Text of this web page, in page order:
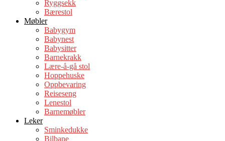
Ryggsekk
Bærestol
Møbler
Babygym
Babynest
Babysitter
Barnekrakk
Lære-å-gå stol
Hoppehuske
Oppbevaring
Reiseseng
Lenestol
Barnemøbler
Leker
Sminkedukke
Bilbane